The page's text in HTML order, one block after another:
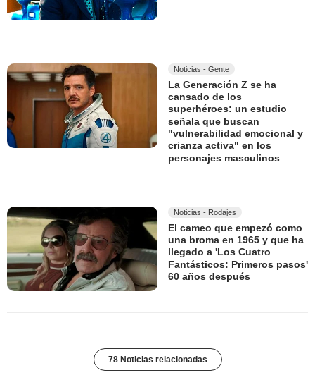
Noticias - Gente
La Generación Z se ha
cansado de los
superhéroes: un estudio
señala que buscan
"vulnerabilidad emocional y
crianza activa" en los
personajes masculinos
Noticias - Rodajes
El cameo que empezó como
una broma en 1965 y que ha
llegado a 'Los Cuatro
Fantásticos: Primeros pasos'
60 años después
78 Noticias relacionadas